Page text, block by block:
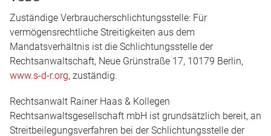
Zuständige Verbraucherschlichtungsstelle: Für
vermögensrechtliche Streitigkeiten aus dem
Mandatsverhältnis ist die Schlichtungsstelle der
Rechtsanwaltschaft, Neue Grünstraße 17, 10179 Berlin,
www.s-d-r.org, zuständig.
Rechtsanwalt Rainer Haas & Kollegen
Rechtsanwaltsgesellschaft mbH ist grundsätzlich bereit, an
Streitbeilegungsverfahren bei der Schlichtungsstelle der